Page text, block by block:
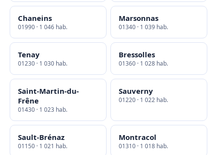
Chaneins
01990 · 1 046 hab.
Marsonnas
01340 · 1 039 hab.
Tenay
01230 · 1 030 hab.
Bressolles
01360 · 1 028 hab.
Saint-Martin-du-
Frêne
01430 · 1 023 hab.
Sauverny
01220 · 1 022 hab.
Sault-Brénaz
01150 · 1 021 hab.
Montracol
01310 · 1 018 hab.